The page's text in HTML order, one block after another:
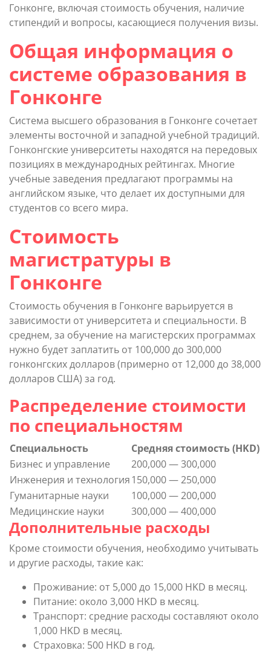
Гонконге, включая стоимость обучения, наличие
стипендий и вопросы, касающиеся получения визы.
Общая информация о
системе образования в
Гонконге
Система высшего образования в Гонконге сочетает
элементы восточной и западной учебной традиций.
Гонконгские университеты находятся на передовых
позициях в международных рейтингах. Многие
учебные заведения предлагают программы на
английском языке, что делает их доступными для
студентов со всего мира.
Стоимость
магистратуры в
Гонконге
Стоимость обучения в Гонконге варьируется в
зависимости от университета и специальности. В
среднем, за обучение на магистерских программах
нужно будет заплатить от 100,000 до 300,000
гонконгских долларов (примерно от 12,000 до 38,000
долларов США) за год.
Распределение стоимости
по специальностям
Специальность
Средняя стоимость (HKD)
Бизнес и управление
200,000 — 300,000
Инженерия и технология150,000 — 250,000
Гуманитарные науки
100,000 — 200,000
Медицинские науки
300,000 — 400,000
Дополнительные расходы
Кроме стоимости обучения, необходимо учитывать
и другие расходы, такие как:
Проживание: от 5,000 до 15,000 HKD в месяц.
Питание: около 3,000 HKD в месяц.
Транспорт: средние расходы составляют около
1,000 HKD в месяц.
Страховка: 500 HKD в год.